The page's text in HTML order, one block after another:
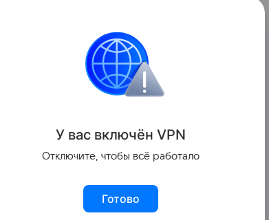
наблюдательные поклонники
Масла в огонь подлило свежее
Александра по случаю
не выпускала из рук
Кирилла Шубского. В
У вас включён VPN
Отключите, чтобы всё работало
Готово